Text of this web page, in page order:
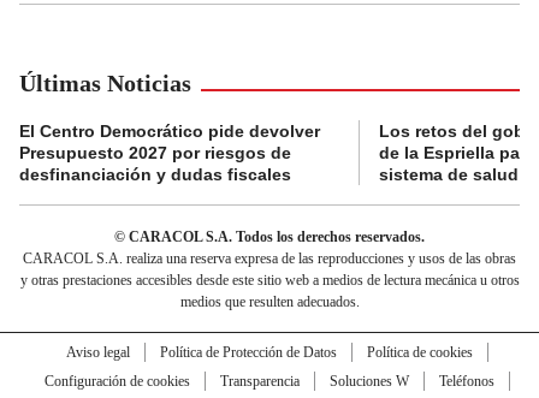
Últimas Noticias
El Centro Democrático pide devolver
Presupuesto 2027 por riesgos de
desfinanciación y dudas fiscales
Los retos del
de la Espriella
sistema de salud
© CARACOL S.A. Todos los derechos reservados.
CARACOL S.A. realiza una reserva expresa de las reproducciones y usos de las obras
y otras prestaciones accesibles desde este sitio web a medios de lectura mecánica u otros
medios que resulten adecuados.
Aviso legal Política de Protección de Datos
Política de cookies
Configuración de cookies
Transparencia Soluciones W
Teléfonos